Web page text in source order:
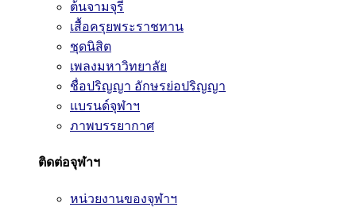
ต้นจามจุรี
เสื้อครุยพระราชทาน
ชุดนิสิต
เพลงมหาวิทยาลัย
ชื่อปริญญา อักษรย่อปริญญา
แบรนด์จุฬาฯ
ภาพบรรยากาศ
ติดต่อจุฬาฯ
หน่วยงานของจุฬาฯ